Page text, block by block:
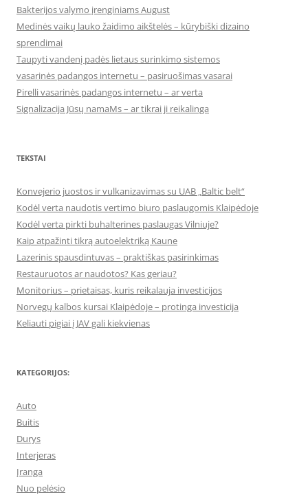
Bakterijos valymo įrenginiams August
Medinės vaikų lauko žaidimo aikštelės – kūrybiški dizaino
sprendimai
Taupyti vandenį padės lietaus surinkimo sistemos
vasarinės padangos internetu – pasiruošimas vasarai
Pirelli vasarinės padangos internetu – ar verta
Signalizacija Jūsų namaMs – ar tikrai ji reikalinga
TEKSTAI
Konvejerio juostos ir vulkanizavimas su UAB „Baltic belt“
Kodėl verta naudotis vertimo biuro paslaugomis Klaipėdoje
Kodėl verta pirkti buhalterines paslaugas Vilniuje?
Kaip atpažinti tikrą autoelektriką Kaune
Lazerinis spausdintuvas – praktiškas pasirinkimas
Restauruotos ar naudotos? Kas geriau?
Monitorius – prietaisas, kuris reikalauja investicijos
Norvegų kalbos kursai Klaipėdoje – protinga investicija
Keliauti pigiai į JAV gali kiekvienas
KATEGORIJOS:
Auto
Buitis
Durys
Interjeras
Įranga
Nuo pelėsio